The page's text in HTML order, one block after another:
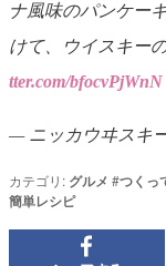
ナ風味のパンケー
けて、ウイスキー
tter.com/bfocvPjWnN
— ニッカウヰスキ
カテゴリ: グルメ #つくっ
簡単レシピ